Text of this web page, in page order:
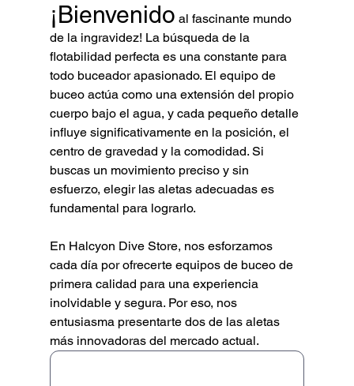
¡Bienvenido al fascinante mundo
de la ingravidez! La búsqueda de la
flotabilidad perfecta es una constante para
todo buceador apasionado. El equipo de
buceo actúa como una extensión del propio
cuerpo bajo el agua, y cada pequeño detalle
influye significativamente en la posición, el
centro de gravedad y la comodidad. Si
buscas un movimiento preciso y sin
esfuerzo, elegir las aletas adecuadas es
fundamental para lograrlo.
En Halcyon Dive Store, nos esforzamos
cada día por ofrecerte equipos de buceo de
primera calidad para una experiencia
inolvidable y segura. Por eso, nos
entusiasma presentarte dos de las aletas
más innovadoras del mercado actual.